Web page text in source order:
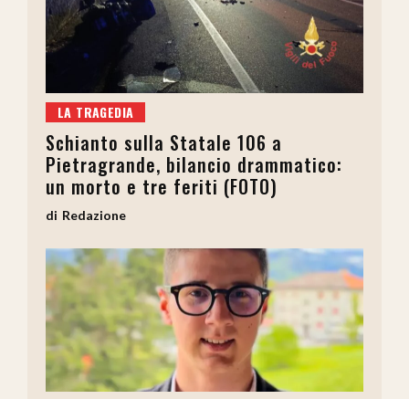
LA TRAGEDIA
Schianto sulla Statale 106 a
Pietragrande, bilancio drammatico:
un morto e tre feriti (FOTO)
Redazione